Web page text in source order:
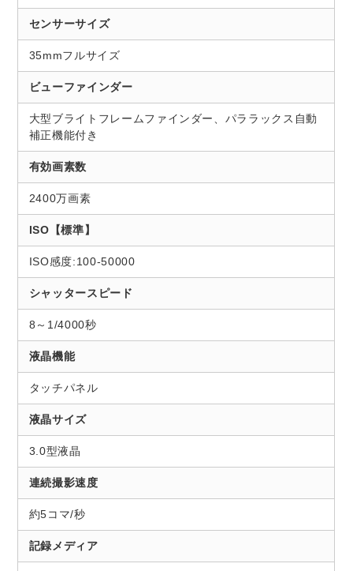
センサーサイズ
35mmフルサイズ
ビューファインダー
大型ブライトフレームファインダー、パララックス自動
補正機能付き
有効画素数
2400万画素
ISO【標準】
ISO感度:100-50000
シャッタースピード
8～1/4000秒
液晶機能
タッチパネル
液晶サイズ
3.0型液晶
連続撮影速度
約5コマ/秒
記録メディア